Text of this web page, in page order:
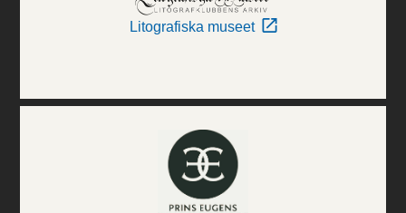
Litografiska museet